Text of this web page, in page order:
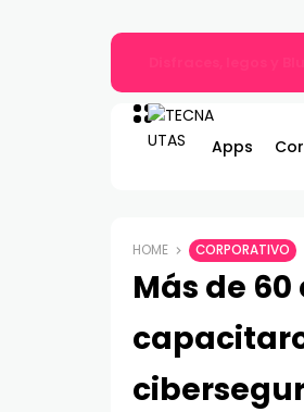
Apps
HOME CORPORATIVO
Más de